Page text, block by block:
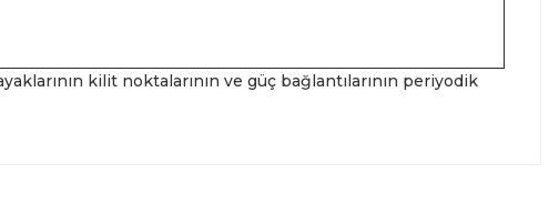
kilit noktalarının ve güç bağlantılarının periyodik